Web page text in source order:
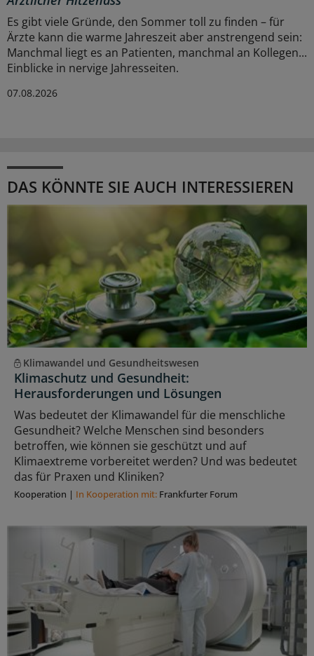
Es gibt viele Gründe, den Sommer toll zu finden – für
Ärzte kann die warme Jahreszeit aber anstrengend sein:
Manchmal liegt es an Patienten, manchmal an Kollegen...
Einblicke in nervige Jahresseiten.
07.08.2026
DAS KÖNNTE SIE AUCH INTERESSIEREN
Klimawandel und Gesundheitswesen
Klimaschutz und Gesundheit:
Herausforderungen und Lösungen
Was bedeutet der Klimawandel für die menschliche
Gesundheit? Welche Menschen sind besonders
betroffen, wie können sie geschützt und auf
Klimaextreme vorbereitet werden? Und was bedeutet
das für Praxen und Kliniken?
Kooperation | In Kooperation mit: Frankfurter Forum